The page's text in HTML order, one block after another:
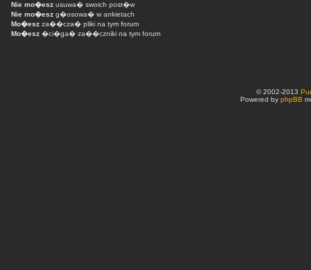
Nie mo�esz usuwa� swoich post�w
Nie mo�esz g�osowa� w ankietach
Mo�esz za��cza� pliki na tym forum
Mo�esz �ci�ga� za��czniki na tym forum
© 2002-2013
Powered by phpBB